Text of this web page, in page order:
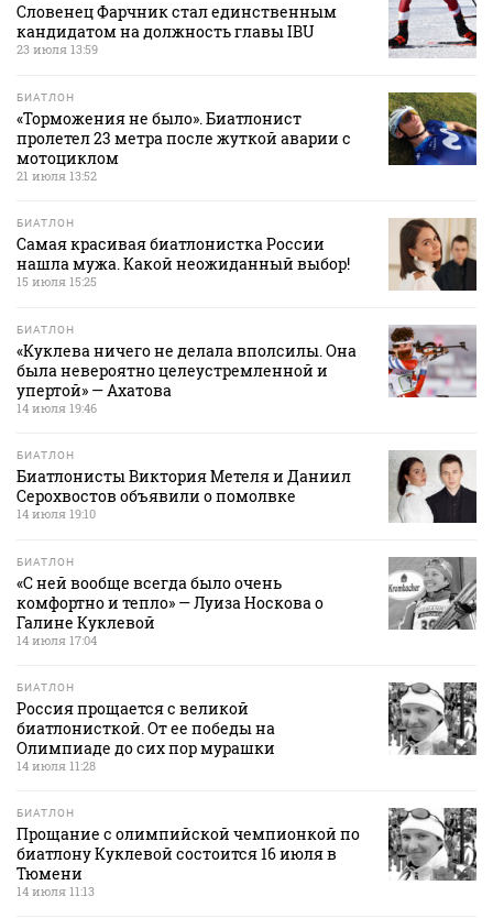
Словенец Фарчник стал единственным
кандидатом на должность главы IBU
23 июля 13:59
БИАТЛОН
«Торможения не было». Биатлонист
пролетел 23 метра после жуткой аварии с
мотоциклом
21 июля 13:52
БИАТЛОН
Самая красивая биатлонистка России
нашла мужа. Какой неожиданный выбор!
15 июля 15:25
БИАТЛОН
«Куклева ничего не делала вполсилы. Она
была невероятно целеустремленной и
упертой» — Ахатова
14 июля 19:46
БИАТЛОН
Биатлонисты Виктория Метеля и Даниил
Серохвостов объявили о помолвке
14 июля 19:10
БИАТЛОН
«С ней вообще всегда было очень
комфортно и тепло» — Луиза Носкова о
Галине Куклевой
14 июля 17:04
БИАТЛОН
Россия прощается с великой
биатлонисткой. От ее победы на
Олимпиаде до сих пор мурашки
14 июля 11:28
БИАТЛОН
Прощание с олимпийской чемпионкой по
биатлону Куклевой состоится 16 июля в
Тюмени
14 июля 11:13